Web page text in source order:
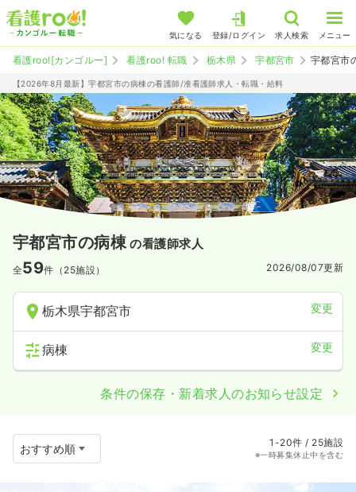
気になる 登録/ログイン 求人検索 メニュー
看護roo![カンゴルー] 看護roo! 転職 栃木県 宇都宮市 宇都宮市
【2026年8月最新】宇都宮市の病棟の看護師/准看護師求人・転職・給料
宇都宮市の病棟 の看護師求人
全59件（25施設） 2026/08/07更新
栃木県宇都宮市 変更
病棟 変更
条件の保存・新着求人のお知らせ設定
1-20件 / 25施設
※一時募集休止中を含む